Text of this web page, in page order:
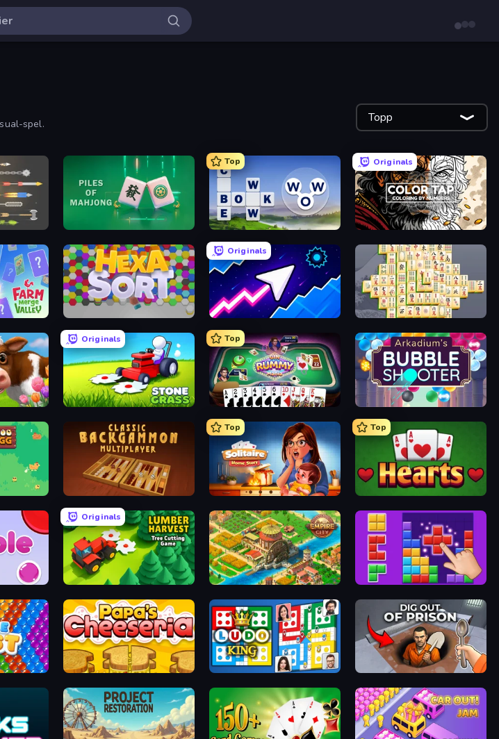
spel. Topp
Piles of Mahjong
Top
Words of Wonders
Originals
Color Tap: Coloring by Numbers
Originals
Space Waves Mahjong Online
Originals
Stone Grass: Mowing Simulator
Top
Gin Rummy Mania Arkadium's Bubble Shooter
Backgammon Online
Top
Solitaire Home Story
Top
Originals
Lumber Harvest: Tree Cutting Game Empire City BlockBuster Puzzle
Papa's Cheeseria Ludo King Dig out of Prison